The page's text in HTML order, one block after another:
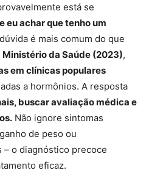
está se
eu achar que tenho um
é mais comum do que
Ministério da Saúde (2023),
em clínicas populares
a hormônios. A resposta
buscar avaliação médica e
Não ignore sintomas
de peso ou
o diagnóstico precoce
eficaz.